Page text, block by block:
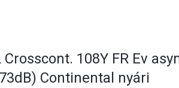
108Y FR Ev
Continental nyári